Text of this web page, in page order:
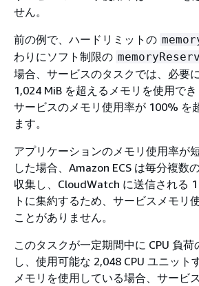
せん。
前の例で、ハードリミットの
わりにソフト制限の
場合、サービスのタスクでは、必要
1,024 MiB を超えるメモリを使用でき
サービスのメモリ使用率が 100% を
ます。
アプリケーションのメモリ使用率が
した場合、Amazon ECS は毎分複数
収集し、CloudWatch に送信される
トに集約するため、サービスメモリ
ことがありません。
このタスクが一定期間中に CPU 負
し、使用可能な 2,048 CPU ユニット
メモリを使用している場合、サービ